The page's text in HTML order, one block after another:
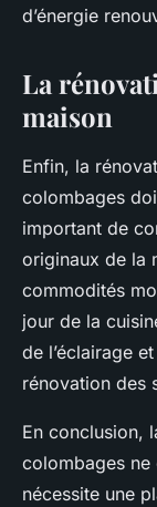
d’énergie
La
maison
Enfin, la
colombages
important de
originaux de la
commodités
jour de la
de l’éclairage
rénovation des
En conclusion,
colombages ne
nécessite une